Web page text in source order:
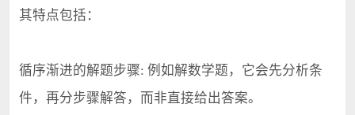
其特点包括：
循序渐进的解题步骤: 例如解数学题，它会先分析条
件，再分步骤解答，而非直接给出答案。